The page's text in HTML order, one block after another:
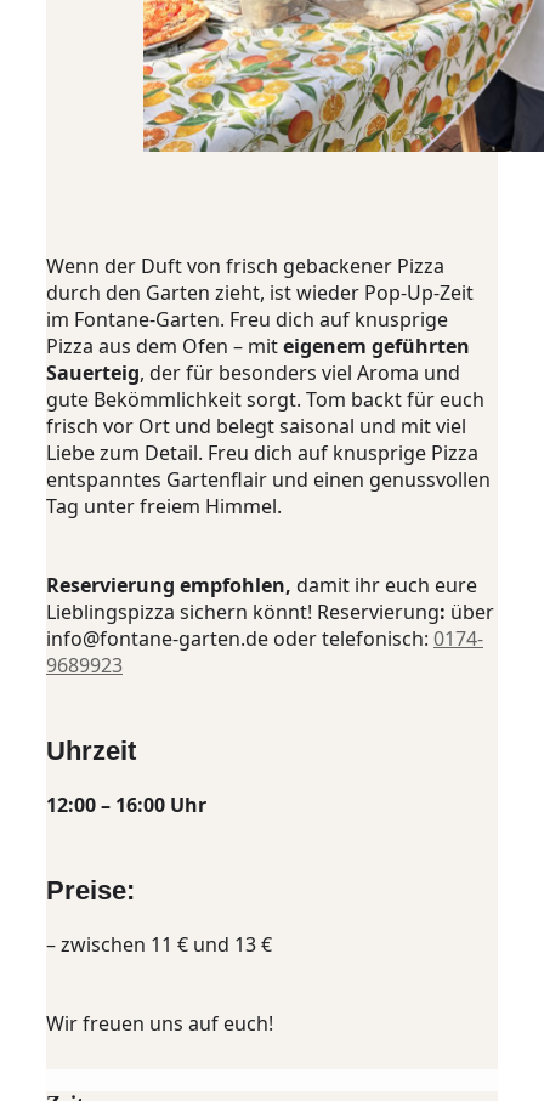
Wenn der Duft von frisch gebackener Pizza
durch den Garten zieht, ist wieder Pop-Up-Zeit
im Fontane-Garten. Freu dich auf knusprige
Pizza aus dem Ofen – miteigenem geführten
Sauerteig, der für besonders viel Aroma und
gute Bekömmlichkeit sorgt. Tom backt für euch
frisch vor Ort und belegt saisonal und mit viel
Liebe zum Detail. Freu dich auf knusprige Pizza
entspanntes Gartenflair und einen genussvollen
Tag unter freiem Himmel.
Reservierung empfohlen, damit ihr euch eure
Lieblingspizza sichern könnt! Reservierung: über
info@fontane-garten.de oder telefonisch: 0174-
9689923
Uhrzeit
12:00 – 16:00 Uhr
Preise:
– zwischen 11 € und 13 €
Wir freuen uns auf euch!